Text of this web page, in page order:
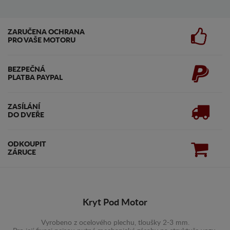
ZARUČENA OCHRANA
PRO VAŠE MOTORU
BEZPEČNÁ
PLATBA PAYPAL
ZASÍLÁNÍ
DO DVEŘE
ODKOUPIT
ZÁRUCE
Kryt Pod Motor
Vyrobeno z ocelového plechu, tloušky 2-3 mm.